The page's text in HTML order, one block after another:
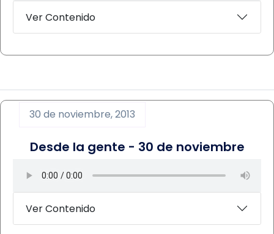
Ver Contenido
30 de noviembre, 2013
Desde la gente - 30 de noviembre
Ver Contenido